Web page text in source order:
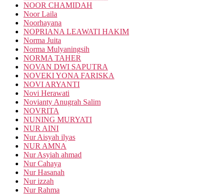
NOOR CHAMIDAH
Noor Laila
Noorhayana
NOPRIANA LEAWATI HAKIM
Norma Juita
Norma Mulyaningsih
NORMA TAHER
NOVAN DWI SAPUTRA
NOVEKI YONA FARISKA
NOVI ARYANTI
Novi Herawati
Novianty Anugrah Salim
NOVRITA
NUNING MURYATI
NUR AINI
Nur Aisyah ilyas
NUR AMNA
Nur Asyiah ahmad
Nur Cahaya
Nur Hasanah
Nur izzah
Nur Rahma